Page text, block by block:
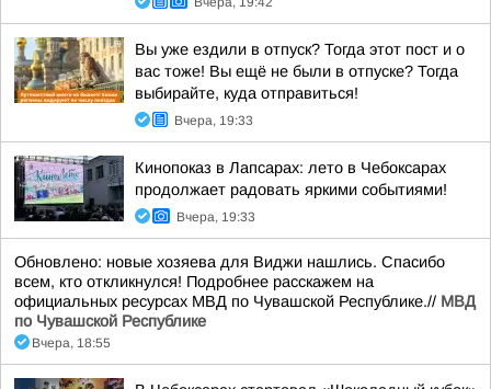
Вы уже ездили в отпуск? Тогда этот пост и о
вас тоже! Вы ещё не были в отпуске? Тогда
выбирайте, куда отправиться!
Вчера, 19:33
Кинопоказ в Лапсарах: лето в Чебоксарах
продолжает радовать яркими событиями!
Вчера, 19:33
Обновлено: новые хозяева для Виджи нашлись. Спасибо
всем, кто откликнулся! Подробнее расскажем на
официальных ресурсах МВД по Чувашской Республике.// МВД
по Чувашской Республике
Вчера, 18:55